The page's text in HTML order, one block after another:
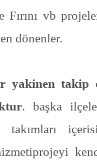
Fırını vb
dönenler.
yakinen takip
. başka